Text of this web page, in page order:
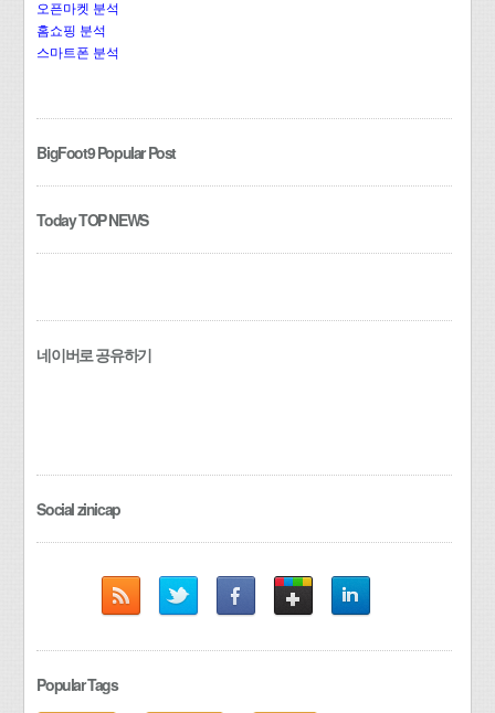
오픈마켓 분석
홈쇼핑 분석
스마트폰 분석
BigFoot9 Popular Post
Today TOP NEWS
네이버로 공유하기
Social zinicap
Popular Tags